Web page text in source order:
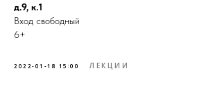
д.9, к.1
Вход свободный
6+
2022-01-18 15:00 ЛЕКЦИИ